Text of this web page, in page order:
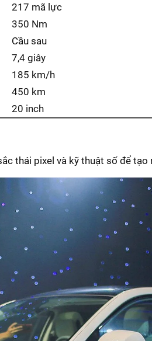
217 mã lực
350 Nm
Cầu sau
7,4 giây
185 km/h
450 km
20 inch
thái pixel và kỹ thuật số để